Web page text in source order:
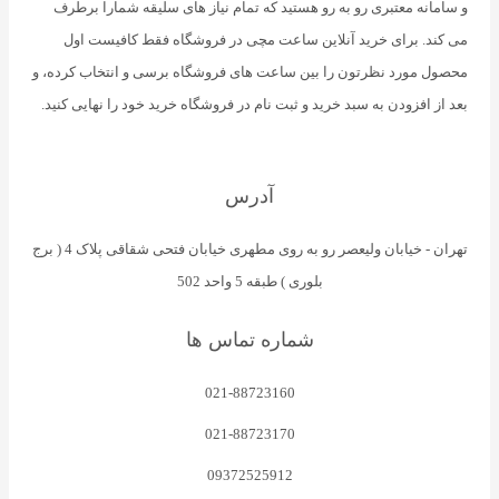
و سامانه معتبری رو به رو هستید که تمام نیاز های سلیقه شمارا برطرف
می کند. برای خرید آنلاین ساعت مچی در فروشگاه فقط کافیست اول
محصول مورد نظرتون را بین ساعت های فروشگاه برسی و انتخاب کرده، و
بعد از افزودن به سبد خرید و ثبت نام در فروشگاه خرید خود را نهایی کنید.
آدرس
تهران - خیابان ولیعصر رو به روی مطهری خیابان فتحی شقاقی پلاک 4 ( برج
بلوری ) طبقه 5 واحد 502
شماره تماس ها
021-88723160
021-88723170
09372525912